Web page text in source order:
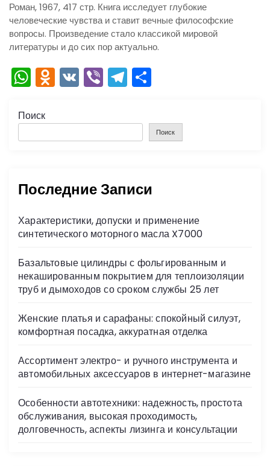
Роман, 1967, 417 стр. Книга исследует глубокие
человеческие чувства и ставит вечные философские
вопросы. Произведение стало классикой мировой
литературы и до сих пор актуально.
W
h
a
ts
p
O
d
o
s
s
ni
V
K
Vi
b
T
el
gr а
ть
Поиск
Поиск
Последние Записи
Характеристики, допуски и применение
синтетического моторного масла X7000
Базальтовые цилиндры с фольгированным и
некашированным покрытием для теплоизоляции
труб и дымоходов со сроком службы 25 лет
Женские платья и сарафаны: спокойный силуэт,
комфортная посадка, аккуратная отделка
Ассортимент электро- и ручного инструмента и
автомобильных аксессуаров в интернет-магазине
Особенности автотехники: надежность, простота
обслуживания, высокая проходимость,
долговечность, аспекты лизинга и консультации